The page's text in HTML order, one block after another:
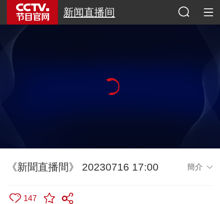
新闻直播间
《新聞直播間》 20230716 17:00 簡介
147